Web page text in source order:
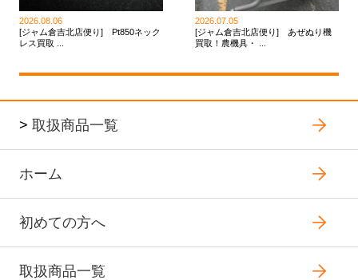
2026.08.06
[ジャム倉吉北店便り] Pt850ネック
レス買取 ...
2026.07.05
[ジャム倉吉北店便り] あぜぬり機
買取！農機具・ ...
> 取扱商品一覧
ホーム
初めての方へ
取扱商品一覧